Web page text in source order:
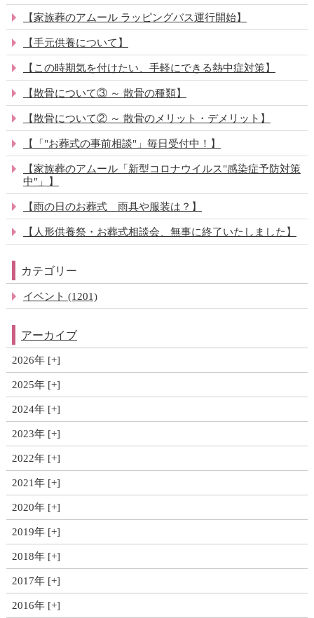
【家族葬のアムール ラッピングバス運行開始】
【手元供養について】
【この時期気を付けたい、手軽にできる熱中症対策】
【散骨について③ ～ 散骨の種類】
【散骨について② ～ 散骨のメリット・デメリット】
【「"お葬式の事前相談"」毎日受付中！】
【家族葬のアムール「新型コロナウイルス"感染症予防対策
中"」】
【雨の日のお葬式 雨具や服装は？】
【人形供養祭・お葬式相談会、無事に終了いたしました】
カテゴリー
イベント (1201)
アーカイブ
2026年
2025年
2024年
2023年
2022年
2021年
2020年
2019年
2018年
2017年
2016年